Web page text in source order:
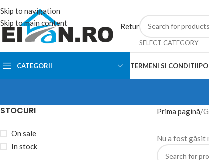
Skip to navigation
Skip to main content
Retur
SELECT CATEGORY
CATEGORII TERMENI SI CONDITII
STOCURI
On sale
In stock
Prima pagină
Nu a fost găsit